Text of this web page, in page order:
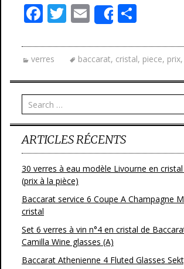
F
e
b
o
o
k
T
itt
er
E
m
ai
l
Share
ta
g
er
verres baccarat, cristal, piece, prix,
ARTICLES RÉCENTS
30 verres à eau modèle Livourne en
(prix à la pièce)
Baccarat service 6 Coupe A Champagne
cristal
Set 6 verres à vin n°4 en cristal de
Camilla Wine glasses (A)
Baccarat Athenienne 4 Fluted Glasses